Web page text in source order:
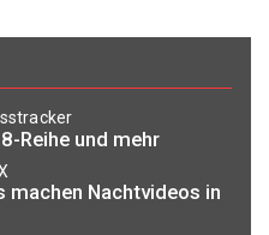
Reihe und mehr
machen Nachtvideos in